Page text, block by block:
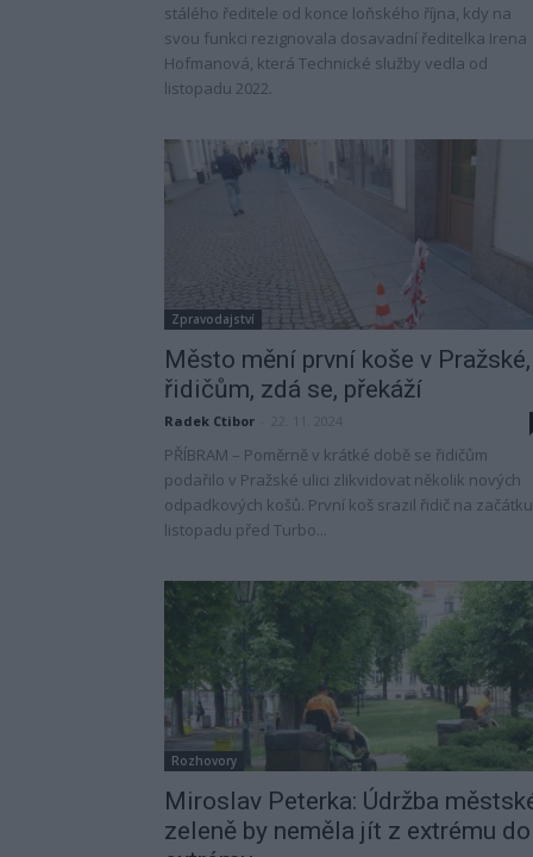
stálého ředitele od konce loňského října, kdy na
svou funkci rezignovala dosavadní ředitelka Irena
Hofmanová, která Technické služby vedla od
listopadu 2022.
Zpravodajství
Město mění první koše v Pražské,
řidičům, zdá se, překáží
Radek Ctibor
PŘÍBRAM – Poměrně v krátké době se řidičům
podařilo v Pražské ulici zlikvidovat několik nových
odpadkových košů. První koš srazil řidič na začátku
listopadu před Turbo...
Rozhovory
Miroslav Peterka: Údržba
zeleně by neměla jít z extrému do